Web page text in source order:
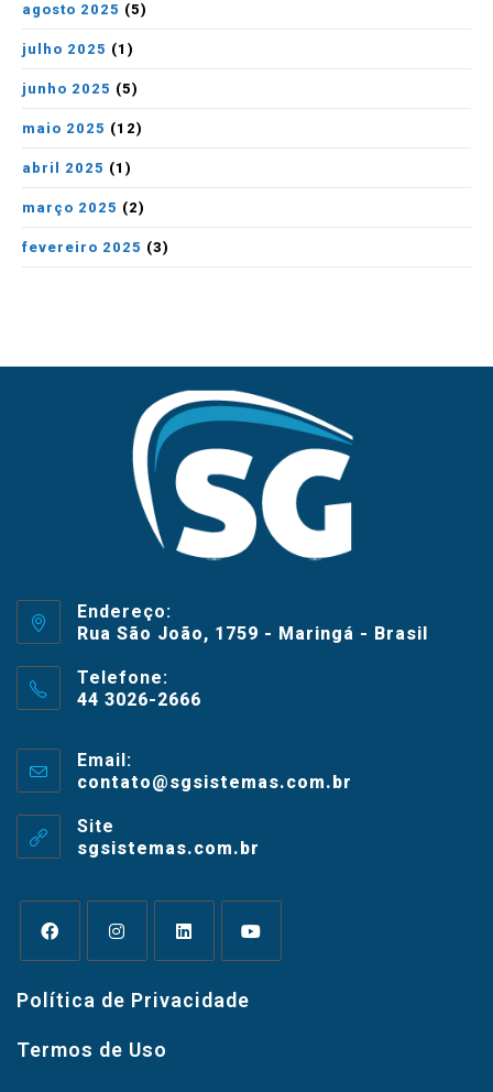
agosto 2025 (5)
julho 2025 (1)
junho 2025 (5)
maio 2025 (12)
abril 2025 (1)
março 2025 (2)
fevereiro 2025 (3)
Endereço:
Rua São João, 1759 - Maringá - Brasil
Telefone:
44 3026-2666
Email:
contato@sgsistemas.com.br
Site
sgsistemas.com.br
Política de Privacidade
Termos de Uso